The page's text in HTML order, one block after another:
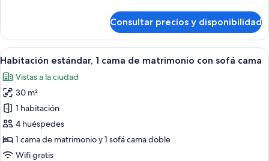
de
matrimonio
grande,
bañera
accesible
(Access
Tub)
estándar,
cama
matrimonio
grande,
bañera
accesible
(Access
Tub)
Consultar precios y disponibilidad
Abrir
todas
las
fotos
de
Habitación
estándar,
1
Habitación de hotel con cama, sofá,
13
Habitación estándar, 1 cama de matrimonio con sofá cama
Vistas a la ciudad
30 m²
1 habitación
4 huéspedes
1 cama de matrimonio y 1 sofá cama doble
Wifi gratis